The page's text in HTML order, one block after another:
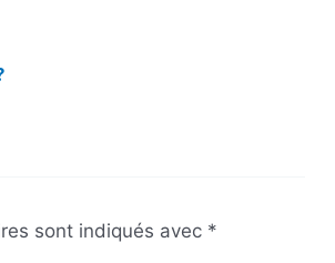
sont indiqués avec *